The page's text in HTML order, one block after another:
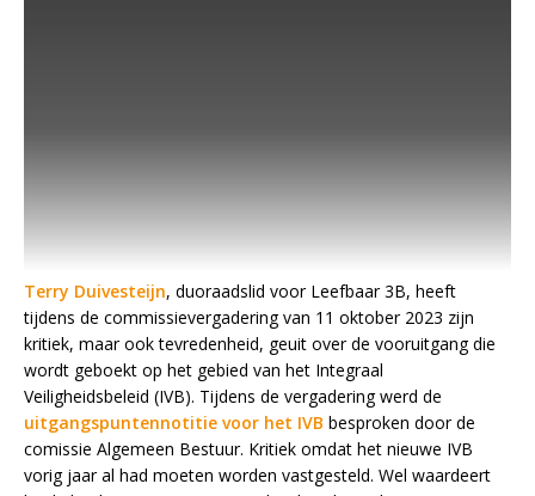
Terry Duivesteijn, duoraadslid voor Leefbaar 3B, heeft
tijdens de commissievergadering van 11 oktober 2023 zijn
kritiek, maar ook tevredenheid, geuit over de vooruitgang die
wordt geboekt op het gebied van het Integraal
Veiligheidsbeleid (IVB). Tijdens de vergadering werd de
uitgangspuntennotitie voor het IVB besproken door de
comissie Algemeen Bestuur. Kritiek omdat het nieuwe IVB
vorig jaar al had moeten worden vastgesteld. Wel waardeert